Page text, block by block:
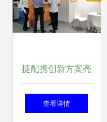
捷配携创新方案亮
相2019第六届深圳
查看详情